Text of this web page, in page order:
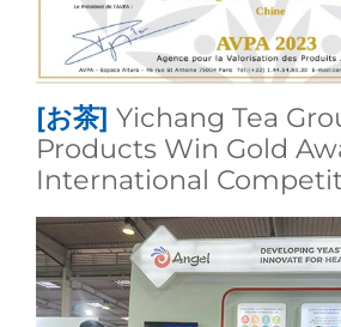
[お茶] Yichang Tea
Products Win Gold
International